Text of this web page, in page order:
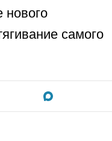
нового
самого